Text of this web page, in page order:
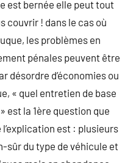
est bernée elle peut tout
couvrir ! dans le cas où
les problèmes en
pénales peuvent être
désordre d’économies ou
« quel entretien de base
est la 1ère question que
l’explication est : plusieurs
sûr du type de véhicule et